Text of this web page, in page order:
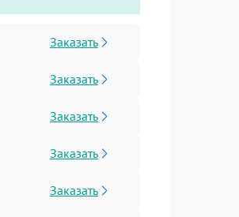
Заказать
Заказать
Заказать
Заказать
Заказать